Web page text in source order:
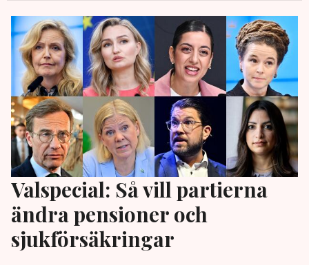
Valspecial: Så vill partierna
ändra pensioner och
sjukförsäkringar